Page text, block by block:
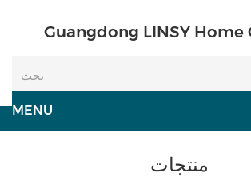
Guangdong LINSY Home
منتجات